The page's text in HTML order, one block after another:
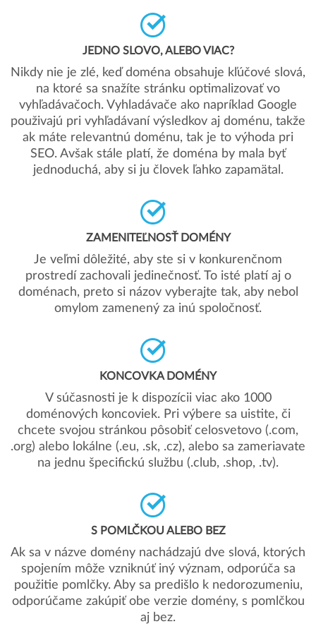
JEDNO SLOVO, ALEBO VIAC?
Nikdy nie je zlé, keď doména obsahuje kľúčové slová,
na ktoré sa snažíte stránku optimalizovať vo
vyhľadávačoch. Vyhladávače ako napríklad Google
použivajú pri vyhľadávaní výsledkov aj doménu, takže
ak máte relevantnú doménu, tak je to výhoda pri
SEO. Avšak stále platí, že doména by mala byť
jednoduchá, aby si ju človek ľahko zapamätal.
ZAMENITEĽNOSŤ DOMÉNY
Je veľmi dôležité, aby ste si v konkurenčnom
prostredí zachovali jedinečnosť. To isté platí aj o
doménach, preto si názov vyberajte tak, aby nebol
omylom zamenený za inú spoločnosť.
KONCOVKA DOMÉNY
V súčasnosti je k dispozícii viac ako 1000
doménových koncoviek. Pri výbere sa uistite, či
chcete svojou stránkou pôsobiť celosvetovo (.com,
.org) alebo lokálne (.eu, .sk, .cz), alebo sa zameriavate
na jednu špecifickú službu (.club, .shop, .tv).
S POMLČKOU ALEBO BEZ
Ak sa v názve domény nachádzajú dve slová, ktorých
spojením môže vzniknúť iný význam, odporúča sa
použitie pomlčky. Aby sa predišlo k nedorozumeniu,
odporúčame zakúpiť obe verzie domény, s pomlčkou
aj bez.